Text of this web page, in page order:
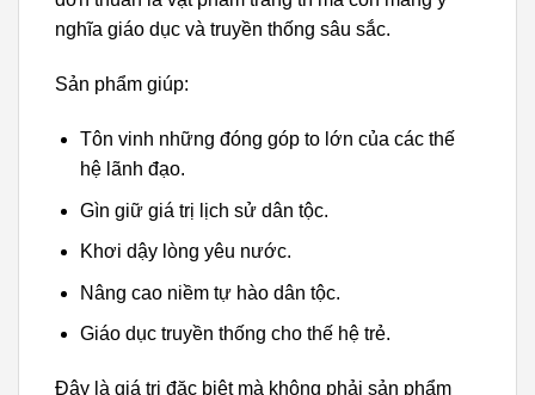
nghĩa giáo dục và truyền thống sâu sắc.
Sản phẩm giúp:
Tôn vinh những đóng góp to lớn của các thế
hệ lãnh đạo.
Gìn giữ giá trị lịch sử dân tộc.
Khơi dậy lòng yêu nước.
Nâng cao niềm tự hào dân tộc.
Giáo dục truyền thống cho thế hệ trẻ.
Đây là giá trị đặc biệt mà không phải sản phẩm